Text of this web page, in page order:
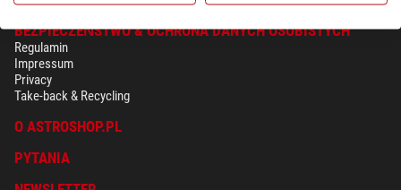
BEZPIECZEŃSTWO & OCHRONA DANYCH OSOBISTYCH
Regulamin
Impressum
Privacy
Take-back & Recycling
O ASTROSHOP.PL
PYTANIA